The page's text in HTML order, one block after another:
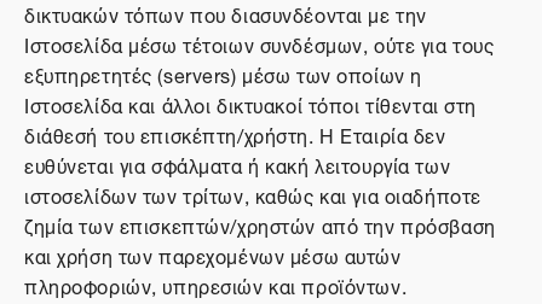
δικτυακών τόπων που διασυνδέονται με την
Ιστοσελίδα μέσω τέτοιων συνδέσμων, ούτε για τους
εξυπηρετητές (servers) μέσω των οποίων η
Ιστοσελίδα και άλλοι δικτυακοί τόποι τίθενται στη
διάθεσή του επισκέπτη/χρήστη. Η Εταιρία δεν
ευθύνεται για σφάλματα ή κακή λειτουργία των
ιστοσελίδων των τρίτων, καθώς και για οιαδήποτε
ζημία των επισκεπτών/χρηστών από την πρόσβαση
και χρήση των παρεχομένων μέσω αυτών
πληροφοριών, υπηρεσιών και προϊόντων.